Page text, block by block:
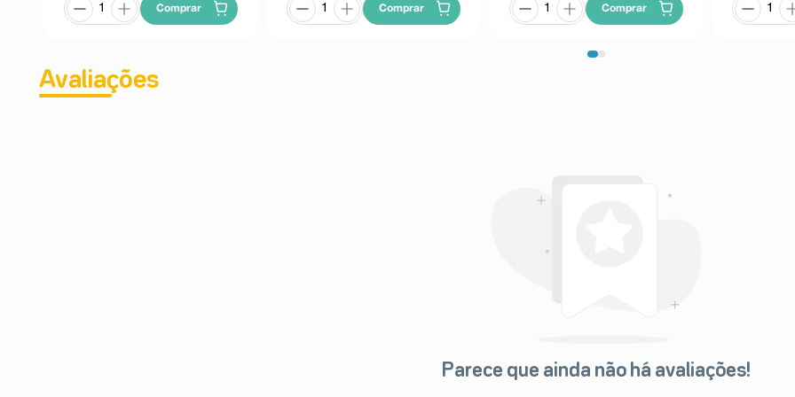
Comprar Comprar Comprar
Avaliações
Parece que ainda não há avaliações!